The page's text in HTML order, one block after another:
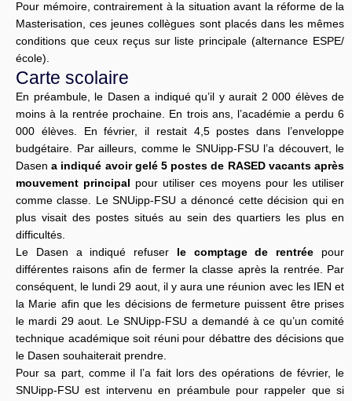
Pour mémoire, contrairement à la situation avant la réforme de la
Masterisation, ces jeunes collègues sont placés dans les mêmes
conditions que ceux reçus sur liste principale (alternance ESPE/
école).
Carte scolaire
En préambule, le Dasen a indiqué qu’il y aurait 2 000 élèves de
moins à la rentrée prochaine. En trois ans, l’académie a perdu 6
000 élèves. En février, il restait 4,5 postes dans l’enveloppe
budgétaire. Par ailleurs, comme le SNUipp-FSU l’a découvert, le
Dasena indiqué avoir gelé 5 postes de RASED vacants après
mouvement principal
pour utiliser ces moyens pour les utiliser
comme classe. Le SNUipp-FSU a dénoncé cette décision qui en
plus visait des postes situés au sein des quartiers les plus en
difficultés.
Le Dasen a indiqué refuser
le comptage de rentrée pour
différentes raisons afin de fermer la classe après la rentrée. Par
conséquent, le lundi 29 aout, il y aura une réunion avec les IEN et
la Marie afin que les décisions de fermeture puissent être prises
le mardi 29 aout. Le SNUipp-FSU a demandé à ce qu’un comité
technique académique soit réuni pour débattre des décisions que
le Dasen souhaiterait prendre.
Pour sa part, comme il l’a fait lors des opérations de février, le
SNUipp-FSU est intervenu en préambule pour rappeler que si